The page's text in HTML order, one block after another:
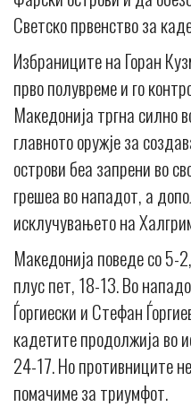
Светско првенство за
Избраниците на Горан
прво полувреме и го
Македонија тргна силно
главното оружје за
острови беа запрени во
грешеа во нападот, а
исклучувањето на
Македонија поведе со 5-
плус пет, 18-13. Во
Ѓоргиески и Стефан
кадетите продолжија во
24-17. Но противниците
помачиме за триумфот.